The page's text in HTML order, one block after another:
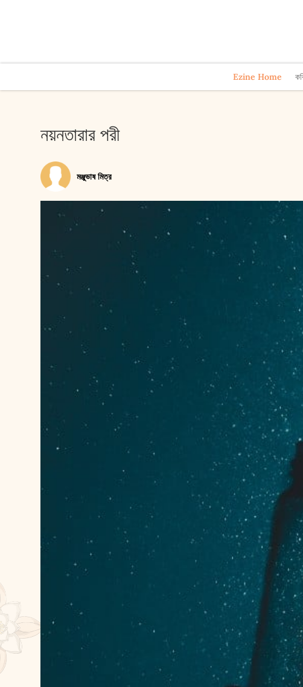
Ezine Home
নয়নতারার পরী
মঞ্জুভাষ মিত্র